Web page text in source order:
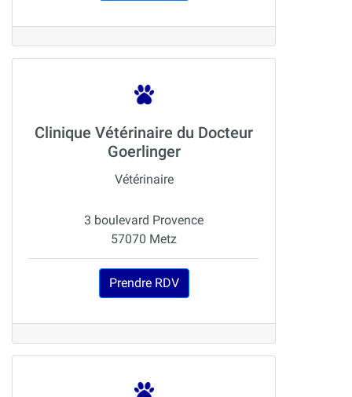
Clinique Vétérinaire du Docteur
Goerlinger
Vétérinaire
3 boulevard Provence
57070 Metz
Prendre RDV